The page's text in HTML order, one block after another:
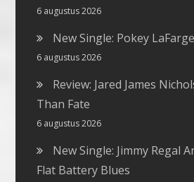
6 augustus 2026
New Single: Pokey
6 augustus 2026
Review: Jared James
Than Fate
6 augustus 2026
New Single: Jimmy Regal
Flat Battery Blues